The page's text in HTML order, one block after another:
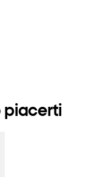
piacerti